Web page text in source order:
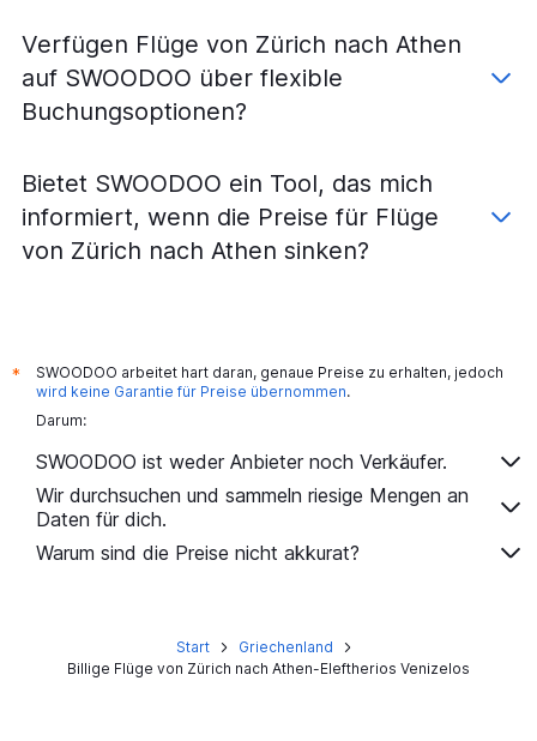
Verfügen Flüge von Zürich nach Athen
auf SWOODOO über flexible
Buchungsoptionen?
Bietet SWOODOO ein Tool, das mich
informiert, wenn die Preise für Flüge
von Zürich nach Athen sinken?
*
SWOODOO arbeitet hart daran, genaue Preise zu erhalten, jedoch
wird keine Garantie für Preise übernommen.
Darum:
SWOODOO ist weder Anbieter noch Verkäufer.
Wir durchsuchen und sammeln riesige Mengen an
Daten für dich.
Warum sind die Preise nicht akkurat?
Start
Griechenland
Billige Flüge von Zürich nach Athen-Eleftherios Venizelos